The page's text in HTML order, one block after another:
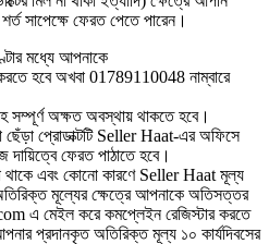
সাপেক্ষে ফেরত পেতে পারেন।
মধ্যে আপনাকে
হবে অখবা 01789110048 নাম্বারে
সহ সম্পূর্ণ অক্ষত অবস্থায় থাকতে হবে।
ছেঁড়া প্রোডাক্টটি Seller Haat-এর অফিসে
দায়িত্বে ফেরত পাঠাতে হবে।
থাকে এবং কোনো কারণে Seller Haat মূল্য
মূল্যের ক্ষেত্রে আপনাকে অতিসত্তর
এ মেইল করে কমপ্লেইন রেজিস্টার করতে
প্রদানকৃত অতিরিক্ত মূল্য ১০ কার্যদিবসের